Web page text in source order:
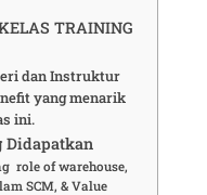
TRAINING
dan Instruktur
yang menarik
ini.
Didapatkan
role of warehouse,
SCM, & Value